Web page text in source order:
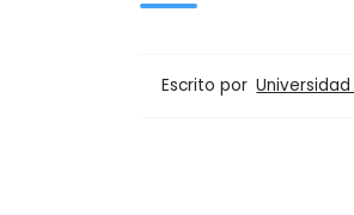
Escrito por